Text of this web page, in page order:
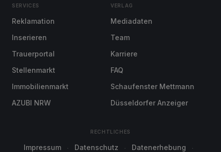
SERVICES
Reklamation
Inserieren
Trauerportal
Stellenmarkt
Immobilienmarkt
AZUBI NRW
VERLAG
Mediadaten
Team
Karriere
FAQ
Schaufenster Mettmann
Düsseldorfer Anzeiger
RECHTLICHES
Impressum Datenschutz Datenerhebung